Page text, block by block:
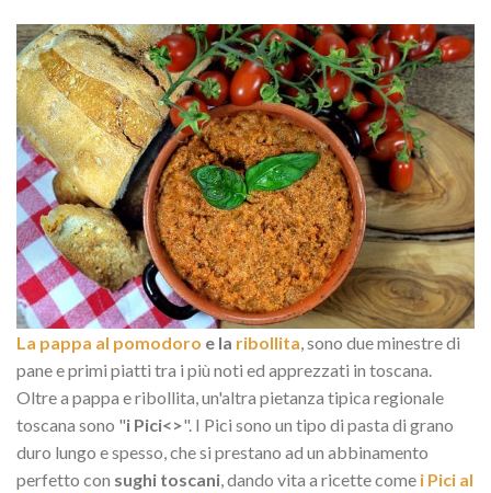
La pappa al pomodoro e la ribollita, sono due minestre di
pane e primi piatti tra i più noti ed apprezzati in toscana.
Oltre a pappa e ribollita, un'altra pietanza tipica regionale
toscana sono "i Pici<>". I Pici sono un tipo di pasta di grano
duro lungo e spesso, che si prestano ad un abbinamento
perfetto con sughi toscani, dando vita a ricette come i Pici al